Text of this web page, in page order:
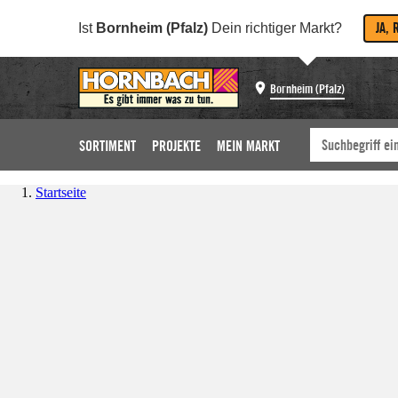
Ist Bornheim (Pfalz) Dein richtiger Markt? JA,
Bornheim (Pfalz)
SORTIMENT PROJEKTE MEIN MARKT
Startseite